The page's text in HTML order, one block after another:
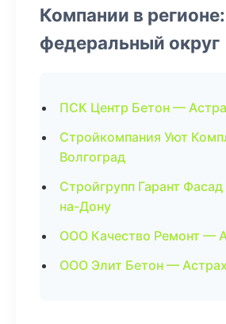
Компании в
федеральный округ
ПСК Центр Бетон —
Стройкомпания Уют
Волгоград
Стройгрупп Гарант
на-Дону
ООО Качество Ремонт —
ООО Элит Бетон —